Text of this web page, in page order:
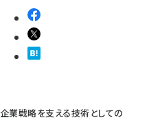
企業戦略を支える技術としての